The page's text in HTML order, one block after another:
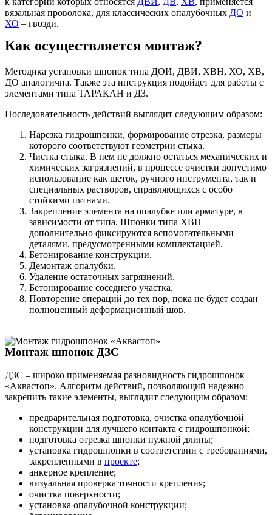
вязальная проволока, для классических опалубочных ДО и
ХО – гвозди.
Как осуществляется монтаж?
Методика установки шпонок типа ДОИ, ДВИ, ХВН, ХО, ХВ,
ДО аналогична. Также эта инструкция подойдет для работы с
элементами типа ТАРАКАН и ДЗ.
Последовательность действий выглядит следующим образом:
Нарезка гидрошпонки, формирование отрезка, размеры
которого соответствуют геометрии стыка.
Чистка стыка. В нем не должно остаться механических и
химических загрязнений, в процессе очистки допустимо
использование как щеток, ручного инструмента, так и
специальных растворов, справляющихся с особо
стойкими пятнами.
Закрепление элемента на опалубке или арматуре, в
зависимости от типа. Шпонки типа ХВН
дополнительно фиксируются вспомогательными
деталями, предусмотренными комплектацией.
Бетонирование конструкции.
Демонтаж опалубки.
Удаление остаточных загрязнений.
Бетонирование соседнего участка.
Повторение операций до тех пор, пока не будет создан
полноценный деформационный шов.
Монтаж шпонок ДЗС
ДЗС – широко применяемая разновидность гидрошпонок
«Аквастоп». Алгоритм действий, позволяющий надежно
закрепить такие элементы, выглядит следующим образом:
предварительная подготовка, очистка опалубочной
конструкции для лучшего контакта с гидрошпонкой;
подготовка отрезка шпонки нужной длины;
установка гидрошпонки в соответствии с требованиями,
закрепленными в проекте;
анкерное крепление;
визуальная проверка точности крепления;
очистка поверхности;
установка опалубочной конструкции;